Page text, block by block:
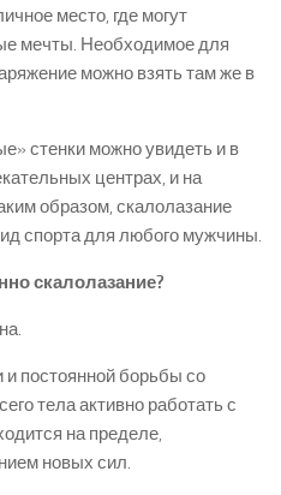
место, где могут
мечты. Необходимое для
можно взять там же в
стенки можно увидеть и в
центрах, и на
образом, скалолазание
спорта для любого мужчины.
скалолазание?
постоянной борьбы со
тела активно работать с
на пределе,
новых сил.